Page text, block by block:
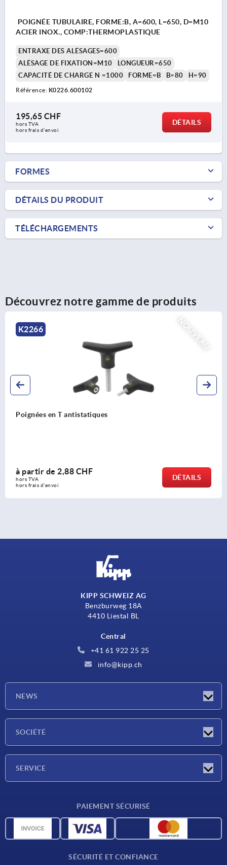
POIGNÉE TUBULAIRE, FORME:B, A=600, L=650, D=M10
ACIER INOX., COMP:THERMOPLASTIQUE
ENTRAXE DES ALÉSAGES=600
ALÉSAGE DE FIXATION=M10
LONGUEUR=650
CAPACITÉ DE CHARGE N =1000
FORME=B B=80 H=90
Référence: K0226.600102
195,65 CHF
hors TVA
hors frais d’envoi
DÉTAILS
FORMES
DÉTAILS DU PRODUIT
TÉLÉCHARGEMENTS
Découvrez notre gamme de produits
K0781
Poignées tubulaires en carbone avec embout en inox
à partir de110,93 CHF
hors TVA
hors frais d’envoi
DÉTAILS
KIPP SCHWEIZ AG
Benzburweg 18A
4410 Liestal BL
Central
+41 61 922 25 25
info@kipp.ch
NEWS
SOCIÉTÉ
SERVICE
Données CAO
PAIEMENT SÉCURISÉ
SÉCURITÉ ET CONFIANCE